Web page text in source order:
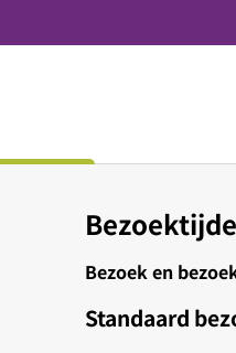
Bezoek en
Standaard